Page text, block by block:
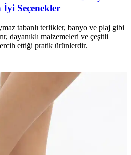
Seçenekler
tabanlı terlikler, banyo ve plaj gibi
dayanıklı malzemeleri ve çeşitli
ettiği pratik ürünlerdir.